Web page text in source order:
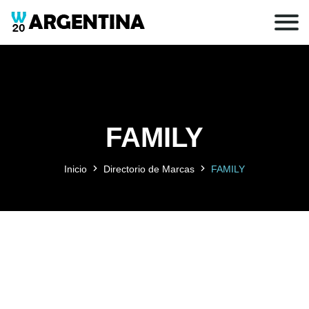
FAMILY
Inicio Directorio de Marcas FAMILY